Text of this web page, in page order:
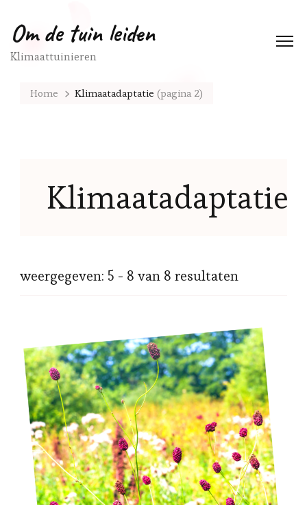
Om de tuin leiden
Klimaattuinieren
Home Klimaatadaptatie (pagina 2)
Klimaatadaptatie
weergegeven: 5 - 8 van 8 resultaten